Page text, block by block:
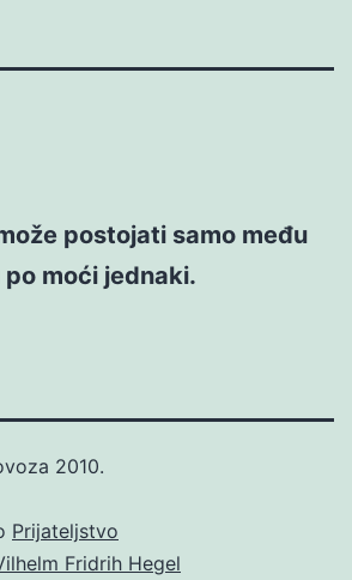
postojati samo među
moći jednaki.
2010.
Prijateljstvo
Fridrih Hegel